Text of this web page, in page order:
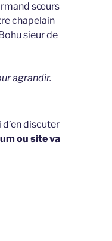
sœurs
chapelain
sieur de
agrandir.
d’en discuter
ou site va